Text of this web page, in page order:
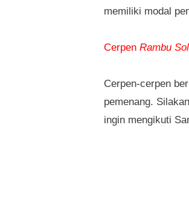
memiliki modal
Cerpen Rambu
Cerpen-cerpen
pemenang.
ingin mengikuti